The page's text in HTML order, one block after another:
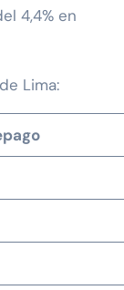
4,4% en
Lima: